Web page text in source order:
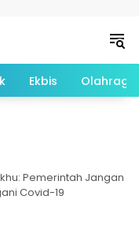
Ekbis Olahraga
Pemerintah Jangan
Covid-19